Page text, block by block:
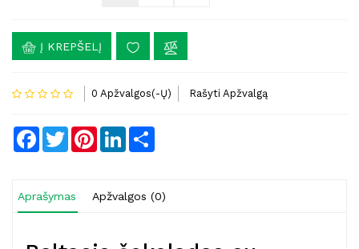
Į KREPŠELĮ
0 Apžvalgos(-Ų) Rašyti Apžvalgą
Facebook
TwitterPinterestLinkedIn
Aprašymas Apžvalgos (0)